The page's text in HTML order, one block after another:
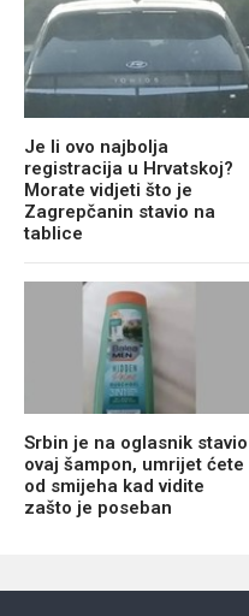
Je li ovo najbolja
registracija u Hrvatskoj?
Morate vidjeti što je
Zagrepčanin stavio na
tablice
Srbin je na oglasnik stavio
ovaj šampon, umrijet ćete
od smijeha kad vidite
zašto je poseban